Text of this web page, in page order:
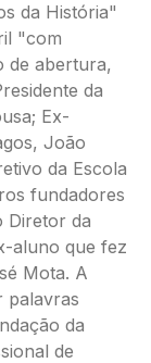
da História"
"com
de abertura,
da
Ex-
João
da Escola
fundadores
Diretor da
aluno que fez
Mota. A
palavras
da
de